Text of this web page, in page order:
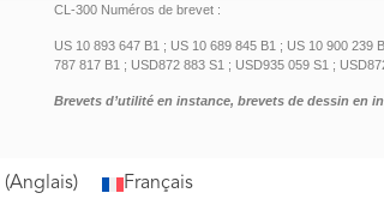
CL-300 Numéros de brevet :
US 10 893 647 B1 ; US 10 689 845 B1 ; US 10 900 239
787 817 B1 ; USD872 883 S1 ; USD935 059 S1 ;
Brevets d’utilité en instance, brevets de dessin en
(Anglais) Français